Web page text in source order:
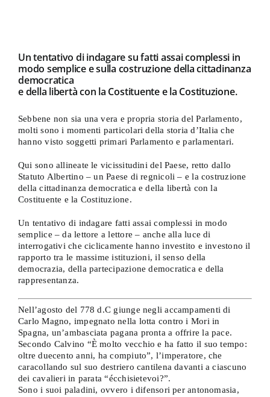
Un tentativo di indagare su fatti assai complessi in
modo semplice e sulla costruzione della cittadinanza
democratica
e della libertà con la Costituente e la Costituzione.
Sebbene non sia una vera e propria storia del Parlamento,
molti sono i momenti particolari della storia d’Italia che
hanno visto soggetti primari Parlamento e parlamentari.
Qui sono allineate le vicissitudini del Paese, retto dallo
Statuto Albertino – un Paese di regnicoli – e la costruzione
della cittadinanza democratica e della libertà con la
Costituente e la Costituzione.
Un tentativo di indagare fatti assai complessi in modo
semplice – da lettore a lettore – anche alla luce di
interrogativi che ciclicamente hanno investito e investono il
rapporto tra le massime istituzioni, il senso della
democrazia, della partecipazione democratica e della
rappresentanza.
Nell’agosto del 778 d.C giunge negli accampamenti di
Carlo Magno, impegnato nella lotta contro i Mori in
Spagna, un’ambasciata pagana pronta a offrire la pace.
Secondo Calvino “È molto vecchio e ha fatto il suo tempo:
oltre duecento anni, ha compiuto”, l’imperatore, che
caracollando sul suo destriero cantilena davanti a ciascuno
dei cavalieri in parata “écchisietevoi?”.
Sono i suoi paladini, ovvero i difensori per antonomasia,